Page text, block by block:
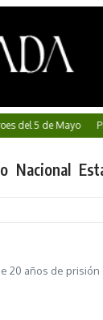
5 de Mayo
Nacional
20 años de